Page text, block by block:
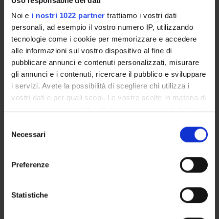
Noi e i nostri 1022 partner trattiamo i vostri dati
personali, ad esempio il vostro numero IP, utilizzando
tecnologie come i cookie per memorizzare e accedere
alle informazioni sul vostro dispositivo al fine di
pubblicare annunci e contenuti personalizzati, misurare
gli annunci e i contenuti, ricercare il pubblico e sviluppare
i servizi. Avete la possibilità di scegliere chi utilizza i
vostri dati e per quali scopi. Le vostre scelte in materia di
modificare o revocare il proprio consenso in qualsiasi
momento dalla Dichiarazione sui cookie o facendo clic
raccogliere informazioni sulla tua posizione
geografica, con un'approssimazione di qualche
delNecessari
Preferenze
Statistiche
November 14, 2022
Bibliographic citation:
Sorio, Claudio;Buffelli, Mario Rosario; Ettorre, Michele;
Vezzalini, Marzia; Ricciardi, Mario; Angiari, Chiara;
Johansson, Jan Evert; Assael, B. M.; Melotti, Paola Maria
Analysis of CFTR function in human monocytes
, Proceedings of "European Respiratory Society Annual
Congress" , Barcelona , 18-22 settembre 2010 , 2010
istituzionale della Ricerca di Ateneo
RELATED PROJECTS